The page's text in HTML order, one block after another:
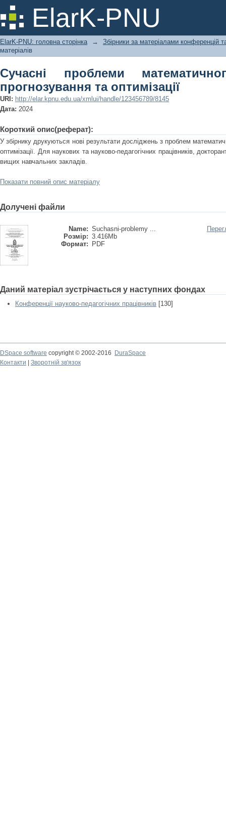
ElarK-PNU
Сучасні проблеми
оптимізації
ElarK-PNU: головна сторінка →
Збірники за матеріалами конференцій
матеріалів
Сучасні проблеми
прогнозування та оптимізації
URI: http://elar.kpnu.edu.ua/xmlui/handle/123456789/8145
Дата: 2024
Короткий опис(реферат):
У збірнику друкуються нові результати досліджень з проблем
оптимізації. Для наукових та науково-педагогічних працівників,
вищих навчальних закладів.
Показати повний опис матеріалу
Долучені файли
Name: Suchasni-problemy ...
Розмір: 3.416Mb
Формат:
PDF
Даний матеріал зустрічається у наступних фондах
Конференції науково-педагогічних працівників [130]
DSpace software copyright © 2002-2016
DuraSpace
Контакти
Зворотній зв'язок